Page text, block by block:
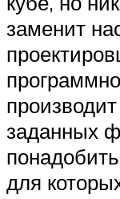
заменит
заданных
для